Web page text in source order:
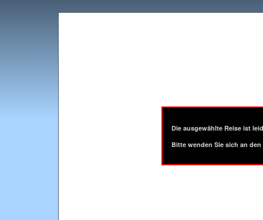
Die ausgewählte Reise ist
Bitte wenden Sie sich an den